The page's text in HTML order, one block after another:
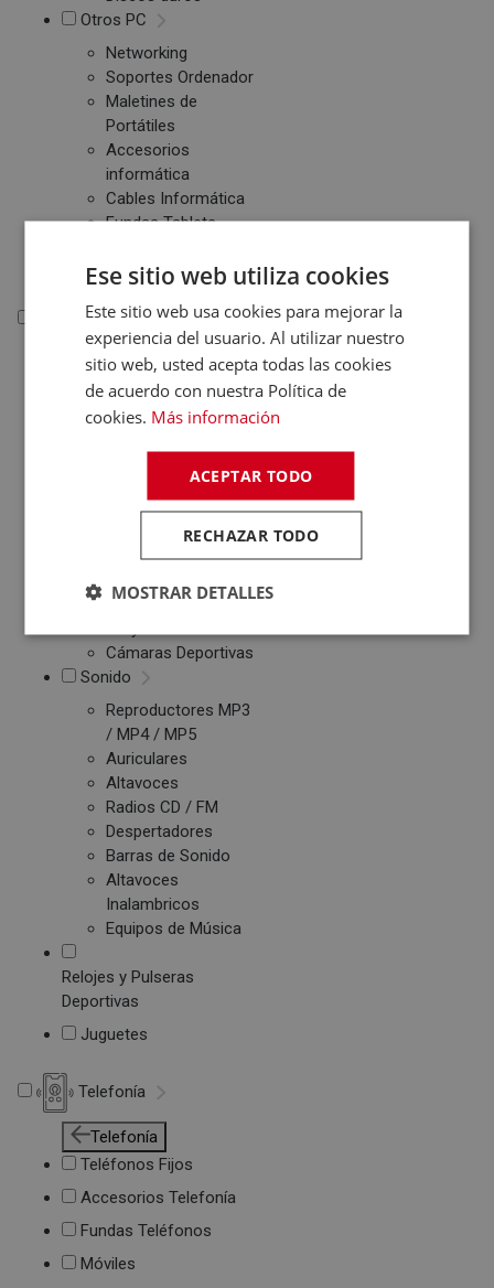
Otros PC
Networking
Soportes Ordenador
Maletines de
Portátiles
Accesorios
informática
Cables Informática
Fundas Tablets
Baterías
Electrónica
Electrónica
Accesorios Electrónica
Domótica
Consolas
Patinetes Eléctricos
Fotografía y Vídeo
Cámaras Digitales
Cámaras Deportivas
Sonido
Reproductores MP3
/ MP4 / MP5
Auriculares
Altavoces
Radios CD / FM
Despertadores
Barras de Sonido
Altavoces
Inalambricos
Equipos de Música
Relojes y Pulseras
Deportivas
Juguetes
Telefonía
Telefonía
Teléfonos Fijos
Accesorios Telefonía
Fundas Teléfonos
Móviles
Ese sitio web utiliza cookies
Este sitio web usa cookies para mejorar la
experiencia del usuario. Al utilizar nuestro
sitio web, usted acepta todas las cookies
de acuerdo con nuestra Política de
cookies. Más información
ACEPTAR TODO
RECHAZAR TODO
MOSTRAR DETALLES